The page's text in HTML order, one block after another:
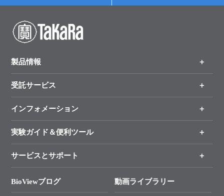
製品情報
製品一覧
手法から製品を探す
新製品情報
受託サービス
オンライン注文
インフォメーション
キャンペーン
タカラバイオ各種会員募集のお知らせ
終売製品のお知らせ
実験ガイド＆便利ツール
リアルタイムPCR実験のススメ
幹細胞・再生医療研究ガイド
サービスとサポート
総合お問い合わせ
BioViewブログ 動画ライブラリー